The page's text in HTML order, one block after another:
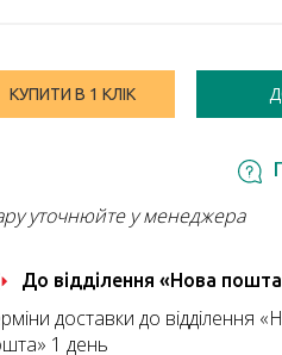
КУПИТИ В 1 КЛІК
уточнюйте у менеджера
До відділення «Нова
доставки до відділення
1 день